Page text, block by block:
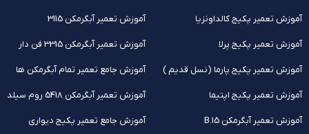
آموزش تعمیر پکیج کالداونزیا
آموزش تعمیر پکیج پرلا
آموزش تعمیر پکیج پارما (نسل قدیم )
آموزش تعمیر پکیج اپتیما
آموزش تعمیر آبگرمکن B.15
آموزش تعمیر آبگرمکن 3115
آموزش تعمیر آبگرمکن 3315 فن دار
آموزش جامع تعمیر تمام آبگرمکن ها
آموزش تعمیر آبگرمکن 5418 روم سیلد
آموزش جامع تعمیر پکیج دیواری